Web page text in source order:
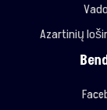
Azartinių